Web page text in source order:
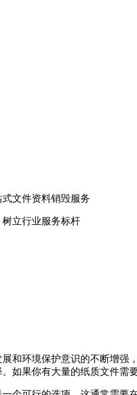
文件资料销毁服务
立行业服务标杆
和环境保护意识的不断增
如果你有大量的纸质文件需